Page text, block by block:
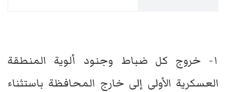
١- خروج كل ضباط وجنود ألوية المنطقة
العسكرية الأولى إلى خارج المحافظة باستثناء